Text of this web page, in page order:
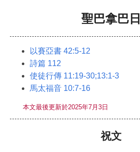
聖巴拿巴日
以賽亞書 42:5-12
詩篇 112
使徒行傳 11:19-30;13:1-3
馬太福音 10:7-16
本文最後更新於2025年7月3日
祝文